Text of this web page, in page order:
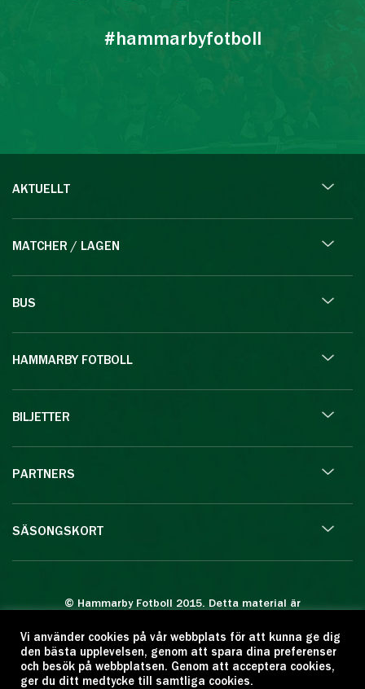
#hammarbyfotboll
AKTUELLT
MATCHER / LAGEN
BUS
HAMMARBY FOTBOLL
BILJETTER
PARTNERS
SÄSONGSKORT
© Hammarby Fotboll 2015. Detta material är
Eftertryck eller annan kopiering är förbjuden.
Citera oss gärna men ange källan:
www.hammarbyfotboll.se. Ansvarig utgivare:
Vi använder cookies på vår webbplats för att kunna ge dig
den bästa upplevelsen, genom att spara dina preferenser
och besök på webbplatsen. Genom att acceptera cookies,
ger du ditt medtycke till samtliga cookies.